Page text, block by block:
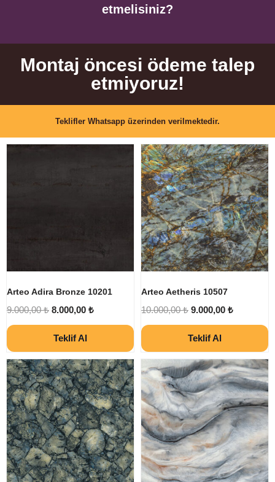
etmelisiniz?
Montaj öncesi ödeme talep
etmiyoruz!
Teklifler Whatsapp üzerinden verilmektedir.
Arteo Adira Bronze 10201
9.000,00₺ 8.000,00 ₺
Teklif Al
Arteo Aetheris 10507
10.000,00₺ 9.000,00 ₺
Teklif Al